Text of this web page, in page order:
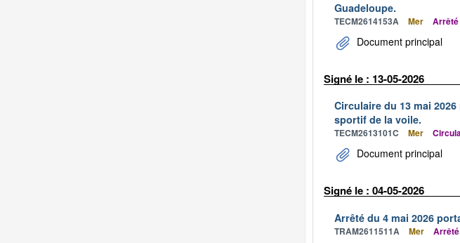
Guadeloupe.
TECM2614153A Mer Arrêté
Document principal
Signé le : 13-05-2026
Circulaire du 13 mai
sportif de la voile.
TECM2613101C Mer
Document principal
Signé le : 04-05-2026
Arrêté du 4 mai 2026
TRAM2611511A Mer Arrêté